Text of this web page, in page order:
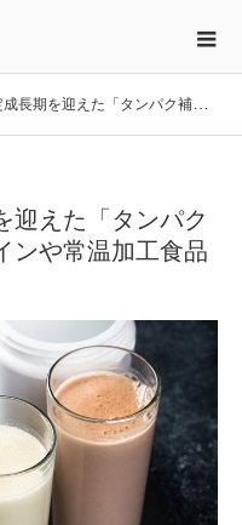
ク補給食品」市場 プロテインや常温加工食品は需要増加傾向続く
迎えた「タンパク
や常温加工食品